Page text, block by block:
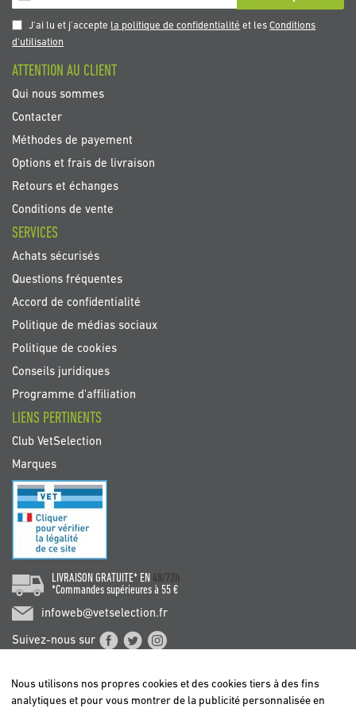
à
notre
newsletter
J'ai lu et j'accepte la politique de confidentialité et lesConditions
d'utilisation
ATTENTION AU CLIENT
Qui nous sommes
Contacter
Méthodes de payement
Options et frais de livraison
Retours et échanges
Conditions de vente
SERVICES
Achats sécurisés
Questions fréquentes
Accord de confidentialité
Politique de médias sociaux
Politique de cookies
Conseils juridiques
Programme d'affiliation
LIENS PERTINENTS
Club VetSelection
Marques
LIVRAISON GRATUITE* EN 48/72h
*Commandes supérieures à 55 €
infoweb@vetselection.fr
Suivez-nous sur
Nous utilisons nos propres cookies et des cookies tiers à des fins
analytiques et pour vous montrer de la publicité personnalisée en